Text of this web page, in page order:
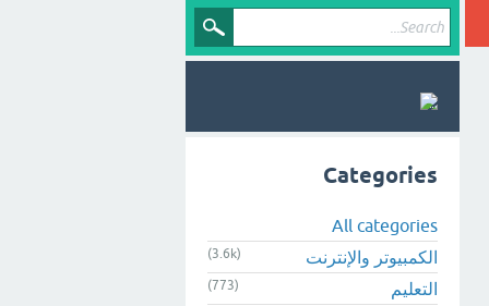
Categories
All categories
الكمبيوتر والإنترنت
(3.6k)
التعليم (773)